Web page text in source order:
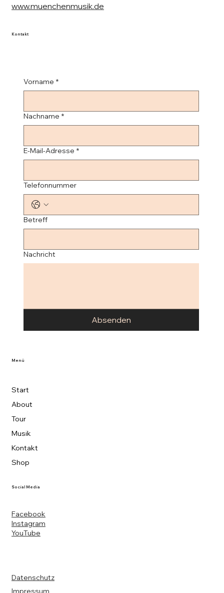
www.muenchenmusik.de
Facebook
Instagram
YouTube
Social Media
Start
About
Tour
Musik
Kontakt
Shop
Menü
Kontakt
Vorname *
Nachname *
E-Mail-Adresse *
Telefonnummer
Betreff
Nachricht
Absenden
Datenschutz
Impressum